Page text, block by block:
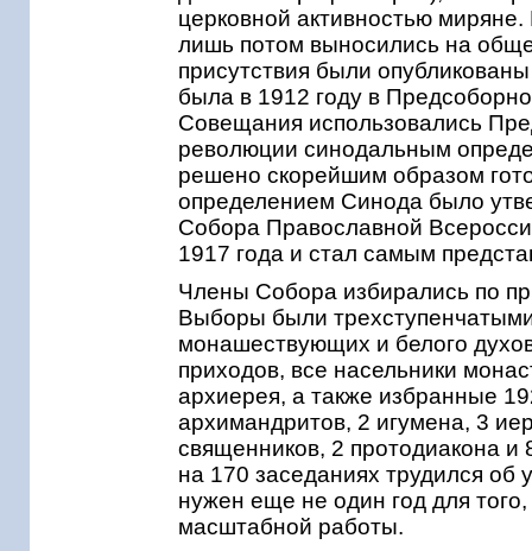
церковной активностью
лишь потом выносились на
присутствия были
была в 1912 году в
Совещания использовались
революции синодальным
решено скорейшим образом
определением Синода было
Собора Православной
1917 года и стал самым
Члены Собора избирались по
Выборы были
монашествующих и белого
приходов, все насельники
архиерея, а также избранные
архимандритов, 2 игумена, 3
священников, 2 протодиакона и
на 170 заседаниях трудился об
нужен еще не один год для
масштабной работы.